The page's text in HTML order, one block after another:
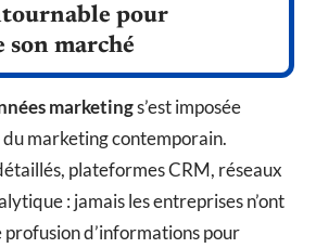
pour
son marché
marketings’est imposée
du marketing contemporain.
plateformes CRM, réseaux
: jamais les entreprises n’ont
profusion d’informations pour